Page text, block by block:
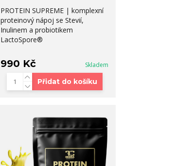
PROTEIN SUPREME | komplexní
proteinový nápoj se Stevií,
Inulinem a probiotikem
LactoSpore®
990 Kč Skladem
Přidat do košíku